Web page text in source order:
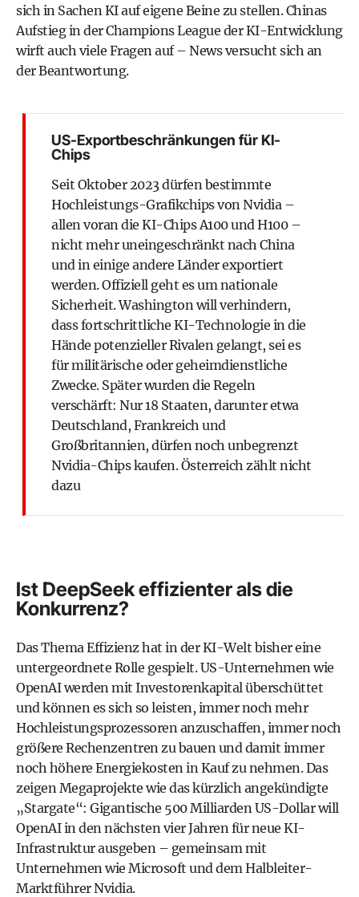
sich in Sachen KI auf eigene Beine zu stellen. Chinas
Aufstieg in der Champions League der KI-Entwicklung
wirft auch viele Fragen auf – News versucht sich an
der Beantwortung.
US-Exportbeschränkungen für KI-
Chips
Seit Oktober 2023 dürfen bestimmte
Hochleistungs-Grafikchips von Nvidia –
allen voran die KI-Chips A100 und H100 –
nicht mehr uneingeschränkt nach China
und in einige andere Länder exportiert
werden. Offiziell geht es um nationale
Sicherheit. Washington will verhindern,
dass fortschrittliche KI-Technologie in die
Hände potenzieller Rivalen gelangt, sei es
für militärische oder geheimdienstliche
Zwecke. Später wurden die Regeln
verschärft: Nur 18 Staaten, darunter etwa
Deutschland, Frankreich und
Großbritannien, dürfen noch unbegrenzt
Nvidia-Chips kaufen. Österreich zählt nicht
dazu
Ist DeepSeek effizienter als die
Konkurrenz?
Das Thema Effizienz hat in der KI-Welt bisher eine
untergeordnete Rolle gespielt. US-Unternehmen wie
OpenAI werden mit Investorenkapital überschüttet
und können es sich so leisten, immer noch mehr
Hochleistungsprozessoren anzuschaffen, immer noch
größere Rechenzentren zu bauen und damit immer
noch höhere Energiekosten in Kauf zu nehmen. Das
zeigen Megaprojekte wie das kürzlich angekündigte
„Stargate“: Gigantische 500 Milliarden US-Dollar will
OpenAI in den nächsten vier Jahren für neue KI-
Infrastruktur ausgeben – gemeinsam mit
Unternehmen wie Microsoft und dem Halbleiter-
Marktführer Nvidia.